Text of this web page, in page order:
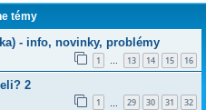
témy
- info, novinky, problémy
1 … 13 14 15 16
2
1 29 30 31 32